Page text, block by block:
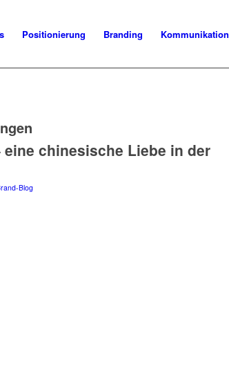
Positionierung Branding Kommunikation
eine chinesische Liebe in der
Blog